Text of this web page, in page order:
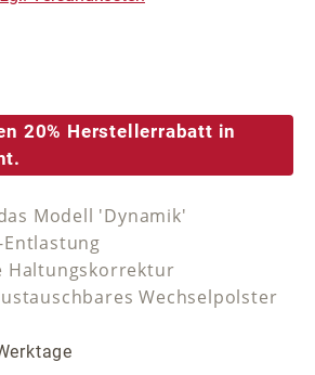
von 5 von 5 Sternen
20% Herstellerrabatt in
Modell 'Dynamik'
Haltungskorrektur
Wechselpolster